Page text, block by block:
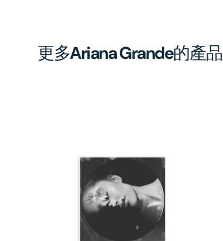
更多Ariana Grande的產品